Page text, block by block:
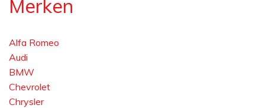
Merken
Alfa Romeo
Audi
BMW
Chevrolet
Chrysler